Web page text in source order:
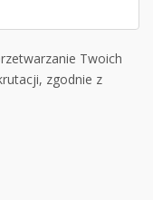
Twoich
zgodnie z